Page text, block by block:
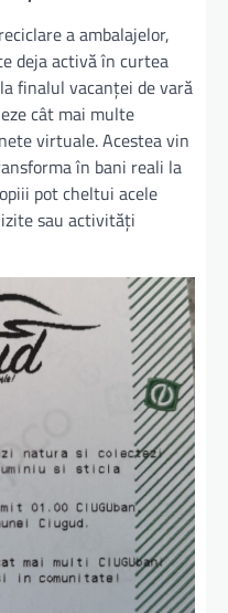
a ambalajelor,
deja activă în curtea
finalul vacanţei de vară
cât mai multe
virtuale. Acestea vin
în bani reali la
pot cheltui acele
sau activităţi